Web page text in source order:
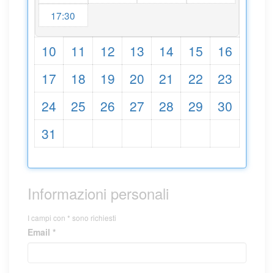
17:30
10 11 12 13 14 15
16
17
18 19 20 21 22
23
24
25 26 27 28 29
30
31
Informazioni personali
I campi con * sono richiesti
Email *